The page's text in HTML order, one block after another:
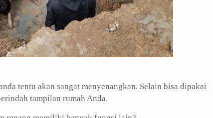
tentu akan sangat menyenangkan. Selain bisa dipakai
tampilan rumah Anda.